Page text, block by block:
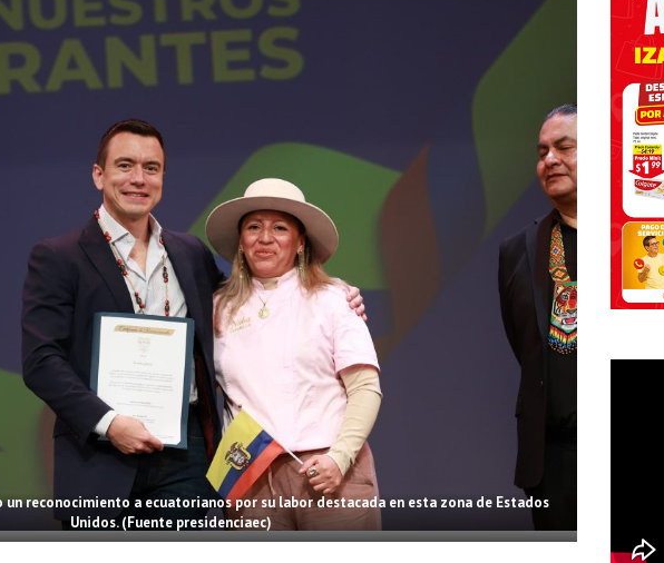
reconocimiento a ecuatorianos por su labor destacada en esta zona de Estados
Unidos. (Fuente presidenciaec)